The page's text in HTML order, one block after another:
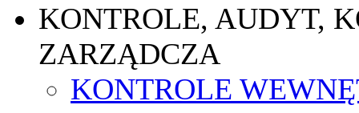
KONTROLE, AUDYT,
ZARZĄDCZA
KONTROLE